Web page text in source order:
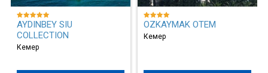
AYDINBEY SIU
COLLECTION
Кемер
OZKAYMAK OTEM
Кемер